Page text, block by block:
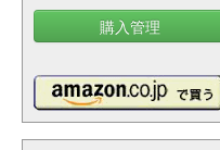
購入管理